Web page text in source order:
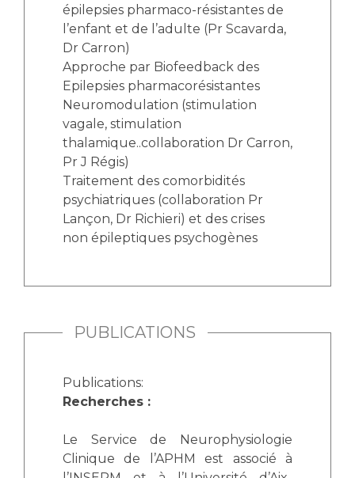
épilepsies pharmaco-résistantes de
l’enfant et de l’adulte (Pr Scavarda,
Dr Carron)
Approche par Biofeedback des
Epilepsies pharmacorésistantes
Neuromodulation (stimulation
vagale, stimulation
thalamique..collaboration Dr Carron,
Pr J Régis)
Traitement des comorbidités
psychiatriques (collaboration Pr
Lançon, Dr Richieri) et des crises
non épileptiques psychogènes
PUBLICATIONS
Publications:
Recherches :
Le Service de Neurophysiologie
Clinique de l’APHM est associé à